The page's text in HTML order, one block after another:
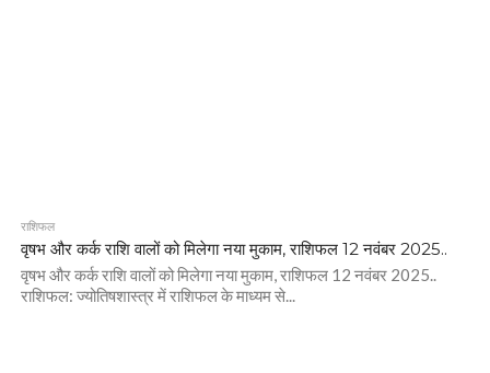
राशिफल
वृषभ और कर्क राशि वालों को मिलेगा नया मुकाम, राशिफल 12 नवंबर 2025..
वृषभ और कर्क राशि वालों को मिलेगा नया मुकाम, राशिफल 12 नवंबर 2025..
राशिफल: ज्योतिषशास्त्र में राशिफल के माध्यम से...